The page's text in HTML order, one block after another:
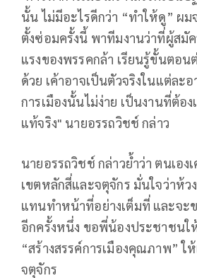
นั้น ไม่มีอะไรดีกว่า “ทำให้ดู” ผม
ตั้งซ่อมครั้งนี้ พาทีมงานว่าที่ผู้สมั
แรงของพรรคกล้า เรียนรู้ขั้นตอน
ด้วย เค้าอาจเป็นตัวจริงในแต่ละ
การเมืองนั้นไม่ง่าย เป็นงานที่ต้อง
แท้จริง" นายอรรถวิชช์ กล่าว
นายอรรถวิชช์ กล่าวย้ำว่า ตนเอง
เขตหลักสี่และจตุจักร มั่นใจว่าห้ว
แทนทำหน้าที่อย่างเต็มที่ และจะ
อีกครั้งหนึ่ง ขอพี่น้องประชาชนใ
“สร้างสรรค์การเมืองคุณภาพ” ใ
จตุจักร